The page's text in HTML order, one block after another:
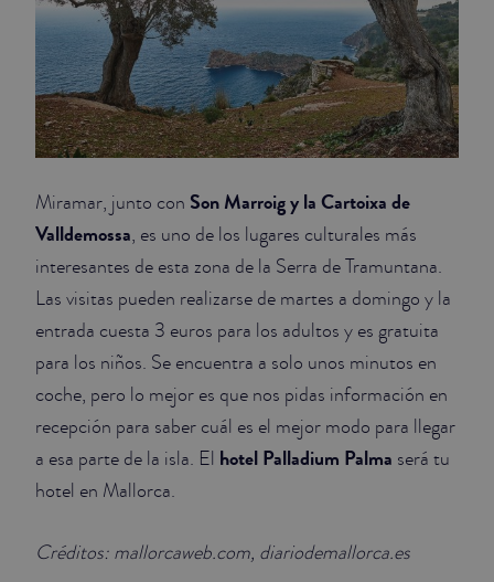
Miramar, junto con Son Marroig y la Cartoixa de
Valldemossa, es uno de los lugares culturales más
interesantes de esta zona de la Serra de Tramuntana.
Las visitas pueden realizarse de martes a domingo y la
entrada cuesta 3 euros para los adultos y es gratuita
para los niños. Se encuentra a solo unos minutos en
coche, pero lo mejor es que nos pidas información en
recepción para saber cuál es el mejor modo para llegar
a esa parte de la isla. El hotel Palladium Palma será tu
hotel en Mallorca.
Créditos: mallorcaweb.com, diariodemallorca.es